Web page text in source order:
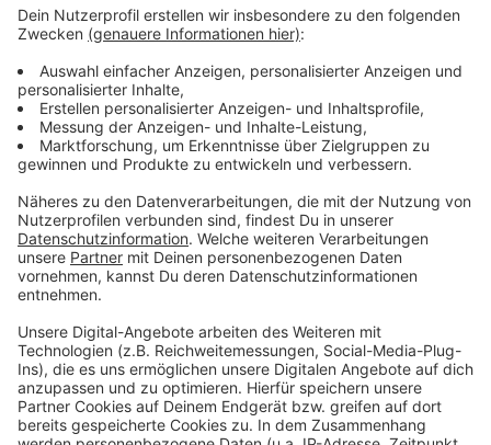
Anzeige
Weitere Infos und Links zum Thema:
Anzeige
Die Meldung der Stadt
Infos zu Ricarda Huch
Düsseldorf-Garath: SOS-Kinderdorf ist Bauwerk
Unser Nachrichten-Ticker zur Lage in der Ukraine
Anzeige